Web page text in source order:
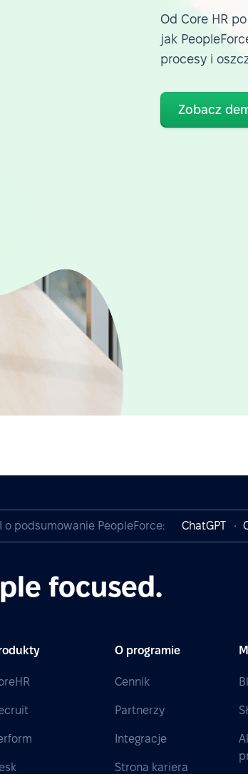
Od Core HR
jak
procesy i
Zobacz
o podsumowanie PeopleForce: ChatGPT
focused.
O programie
Cennik
Partnerzy
Integracje
Strona kariera